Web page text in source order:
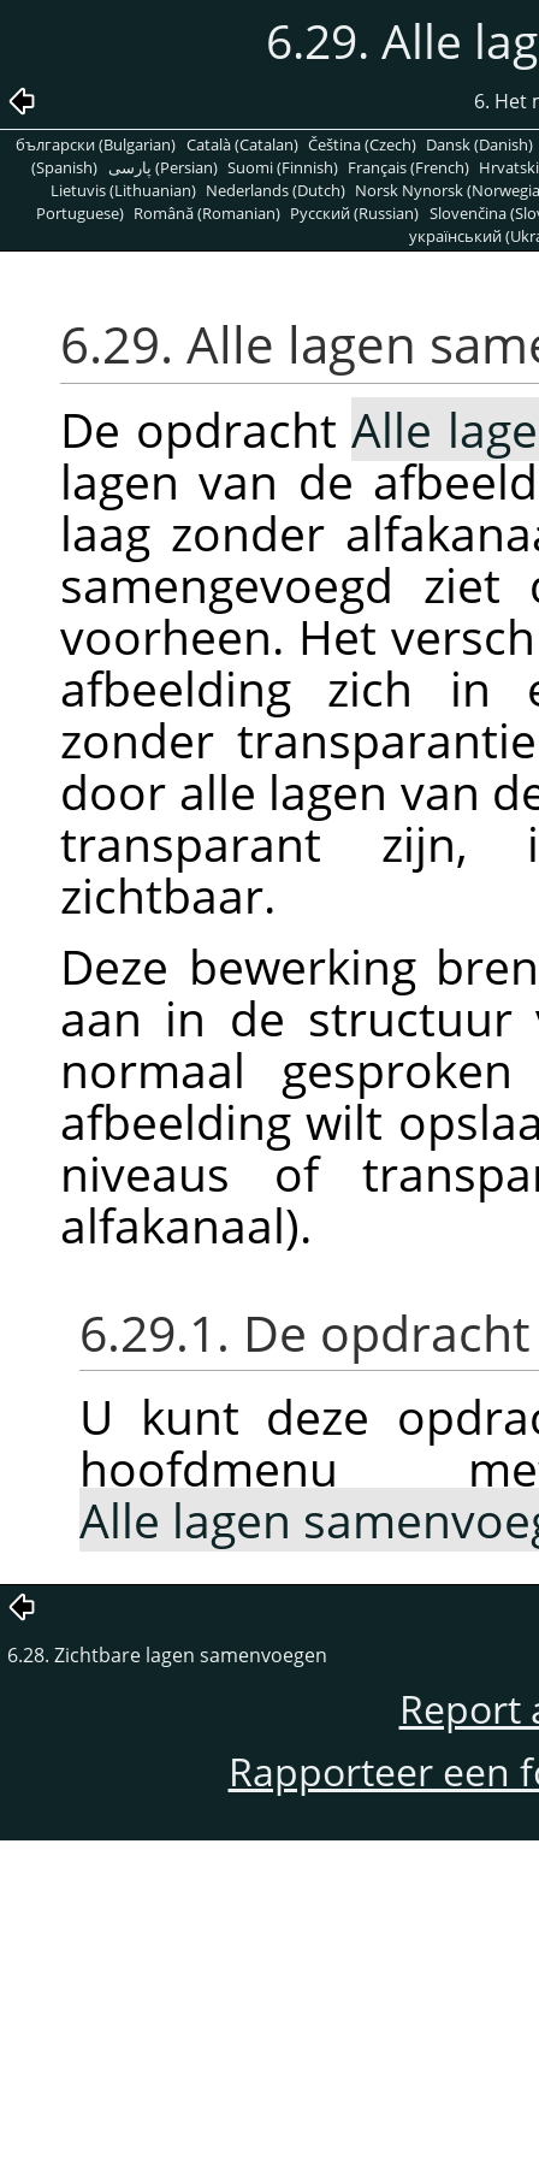
6.29. Alle
6. Het
български (Bulgarian) Català (Catalan) Čeština (Czech) Dansk (Danish)
(Spanish)
پارسی (Persian) Suomi (Finnish) Français (French)
Lietuvis (Lithuanian) Nederlands (Dutch) Norsk Nynorsk
Portuguese) Română (Romanian) Pусский (Russian) Slovenčina
український
6.29. Alle lagen
De opdrachtAlle
lagen van de
laag zonder
samengevoegd
voorheen. Het
afbeelding zich in
zonder
door alle lagen van
transparant zijn,
zichtbaar.
Deze bewerking
aan in de structuur
normaal
afbeelding wilt
niveaus of
alfakanaal).
6.29.1. De
U kunt deze
hoofdmenu
Alle lagen
6.28. Zichtbare lagen samenvoegen
Report
Rapporteer een